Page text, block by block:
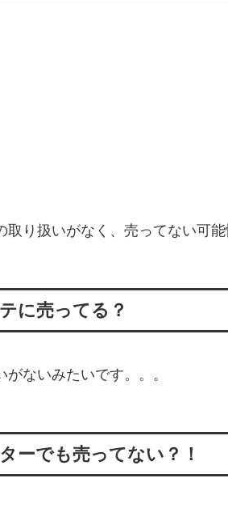
り扱いがなく、売ってない可能
に売ってる？
ないみたいです。。。
ーでも売ってない？！